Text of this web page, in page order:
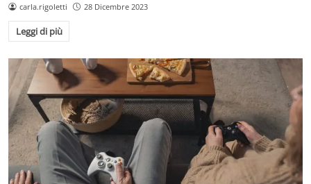
carla.rigoletti 28 Dicembre 2023
Leggi di più